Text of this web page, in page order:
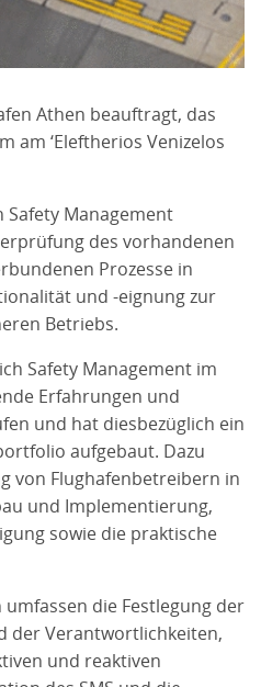
Athen beauftragt, das
am ‘Eleftherios Venizelos
Safety Management
des vorhandenen
Prozesse in
und -eignung zur
Betriebs.
Safety Management im
Erfahrungen und
und hat diesbezüglich ein
aufgebaut. Dazu
von Flughafenbetreibern in
und Implementierung,
sowie die praktische
die Festlegung der
der Verantwortlichkeiten,
und reaktiven